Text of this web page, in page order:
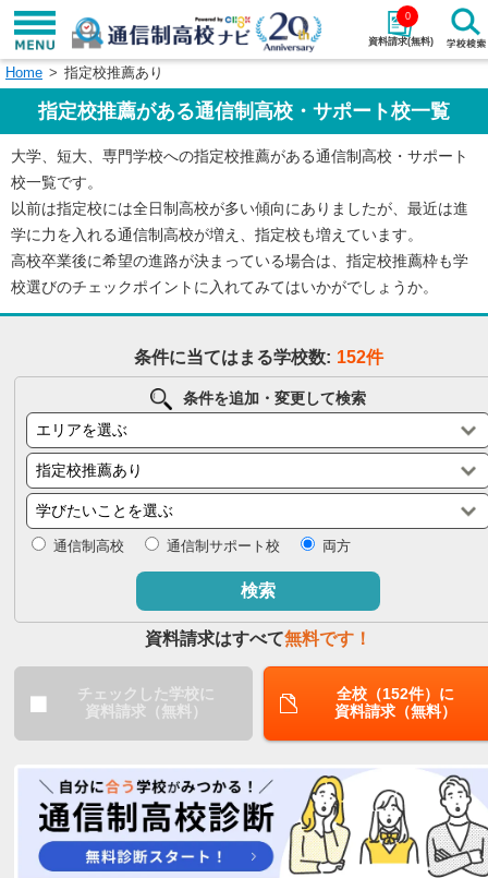
資料請求(無料)
0
学校名で探す
検索
エリアから探す
エリアを選択して探す
関東 北海道・東北
中国
四国 九州・沖縄
Home 指定校推薦あり
指定校推薦がある通信制高校・サポート校一覧
大学、短大、専門学校への指定校推薦がある通信制高校・サポート
校一覧です。
以前は指定校には全日制高校が多い傾向にありましたが、最近は進
学に力を入れる通信制高校が増え、指定校も増えています。
高校卒業後に希望の進路が決まっている場合は、指定校推薦枠も学
校選びのチェックポイントに入れてみてはいかがでしょうか。
条件に当てはまる学校数: 152件
条件を追加・変更して検索
通信制高校 通信制サポート校 両方
検索
資料請求はすべて無料です！
チェックした学校に
資料請求（無料）
全校（152件）に
資料請求（無料）